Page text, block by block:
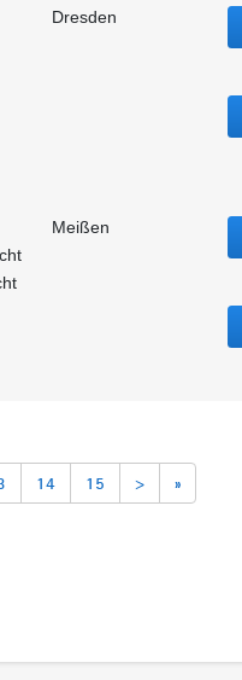
Dresden
Meißen
14 15 > »